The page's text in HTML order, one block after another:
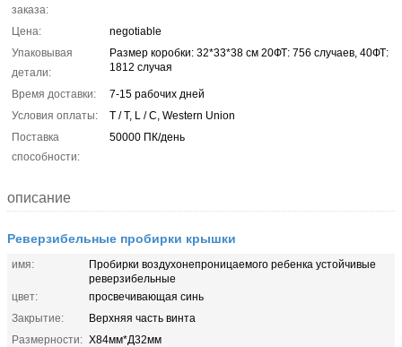
заказа:
Цена:
negotiable
Упаковывая
детали:
Размер коробки: 32*33*38 см 20ФТ: 756 случаев, 40ФТ:
1812 случая
Время доставки:
7-15 рабочих дней
Условия оплаты:
T / T, L / C, Western Union
Поставка
способности:
50000 ПК/день
описание
Реверзибельные пробирки крышки
имя:
Пробирки воздухонепроницаемого ребенка устойчивые
реверзибельные
цвет:
просвечивающая синь
Закрытие:
Верхняя часть винта
Размерности: Х84мм*Д32мм